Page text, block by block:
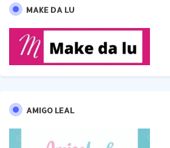
MAKE DA LU
AMIGO LEAL